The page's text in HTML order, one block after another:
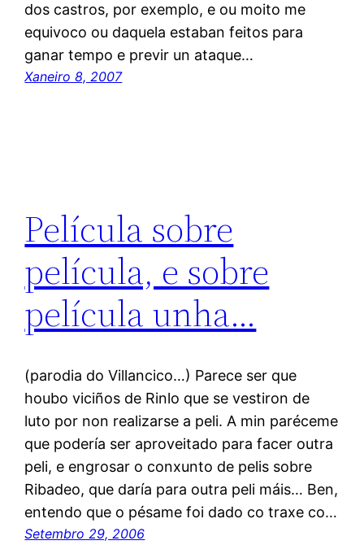
dos castros, por exemplo, e ou moito me
equivoco ou daquela estaban feitos para
ganar tempo e previr un ataque…
Xaneiro 8, 2007
Película sobre
película, e sobre
película unha…
(parodia do Villancico…) Parece ser que
houbo viciños de Rinlo que se vestiron de
luto por non realizarse a peli. A min paréceme
que podería ser aproveitado para facer outra
peli, e engrosar o conxunto de pelis sobre
Ribadeo, que daría para outra peli máis… Ben,
entendo que o pésame foi dado co traxe co…
Setembro 29, 2006